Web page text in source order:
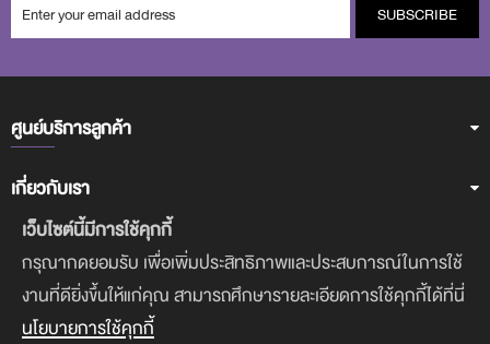
เว็บไซต์นี้มีการใช้คุกกี้
กรุณากดยอมรับ เพื่อเพิ่มประสิทธิภาพและประสบการณ์ในการใช้
งานที่ดียิ่งขึ้นให้แก่คุณ สามารถศึกษารายละเอียดการใช้คุกกี้ได้ที่นี่
นโยบายการใช้คุกกี้
SUBSCRIBE
ศูนย์บริการลูกค้า
เกี่ยวกับเรา
ฝ่ายบริการลูกค้า
ดาวน์โหลดแอพฯ